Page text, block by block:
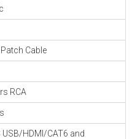
Cable
RCA
USB/HDMI/CAT6 and